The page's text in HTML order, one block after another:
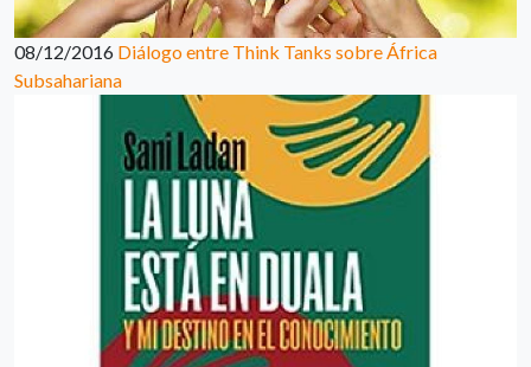
08/12/2016 Diálogo entre Think Tanks sobre África
Subsahariana